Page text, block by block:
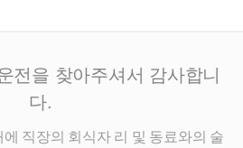
전을 찾아주셔서 감사합니
다.
직장의 회식자 리 및 동료와의 술